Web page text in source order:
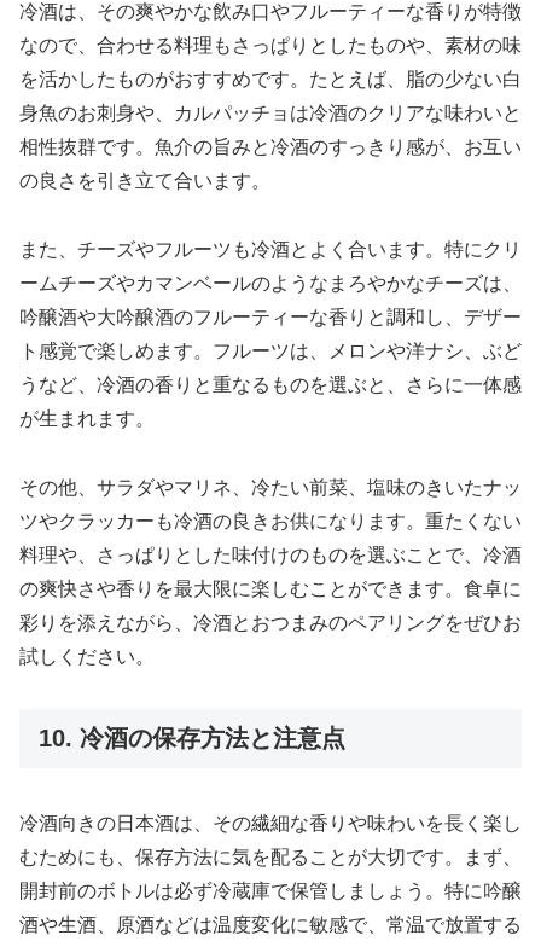
冷酒は、その爽やかな飲み口やフルーティーな香りが特徴
なので、合わせる料理もさっぱりとしたものや、素材の味
を活かしたものがおすすめです。たとえば、脂の少ない白
身魚のお刺身や、カルパッチョは冷酒のクリアな味わいと
相性抜群です。魚介の旨みと冷酒のすっきり感が、お互い
の良さを引き立て合います。
また、チーズやフルーツも冷酒とよく合います。特にクリ
ームチーズやカマンベールのようなまろやかなチーズは、
吟醸酒や大吟醸酒のフルーティーな香りと調和し、デザー
ト感覚で楽しめます。フルーツは、メロンや洋ナシ、ぶど
うなど、冷酒の香りと重なるものを選ぶと、さらに一体感
が生まれます。
その他、サラダやマリネ、冷たい前菜、塩味のきいたナッ
ツやクラッカーも冷酒の良きお供になります。重たくない
料理や、さっぱりとした味付けのものを選ぶことで、冷酒
の爽快さや香りを最大限に楽しむことができます。食卓に
彩りを添えながら、冷酒とおつまみのペアリングをぜひお
試しください。
10. 冷酒の保存方法と注意点
冷酒向きの日本酒は、その繊細な香りや味わいを長く楽し
むためにも、保存方法に気を配ることが大切です。まず、
開封前のボトルは必ず冷蔵庫で保管しましょう。特に吟醸
酒や生酒、原酒などは温度変化に敏感で、常温で放置する